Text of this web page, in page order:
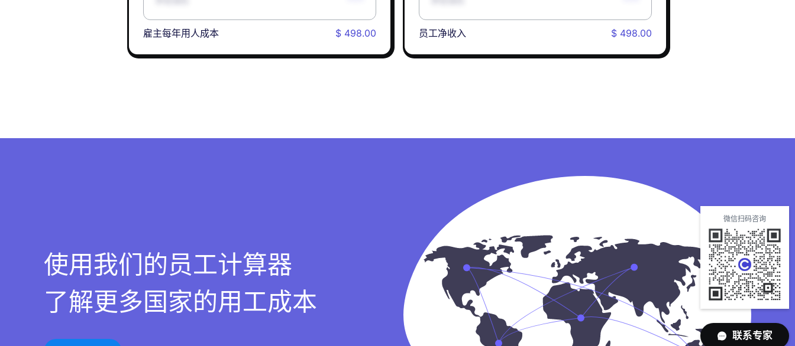
雇主每年用人成本 $ 498.00 员工净收入 $ 498.00
使用我们的员工计算器
了解更多国家的用工成本
微信扫码咨询
联系专家